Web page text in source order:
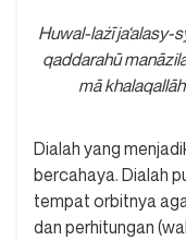
Huwal-lażī
qaddarahū
mā
Dialah yang
bercahaya. Dialah
tempat orbitnya
dan perhitungan